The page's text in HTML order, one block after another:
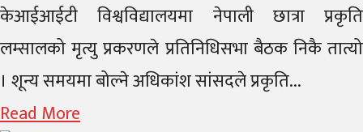
केआईआईटी विश्वविद्यालयमा नेपाली छात्रा प्रकृति
लम्सालको मृत्यु प्रकरणले प्रतिनिधिसभा बैठक निकै तात्यो
। शून्य समयमा बोल्ने अधिकांश सांसदले प्रकृति...
Read More